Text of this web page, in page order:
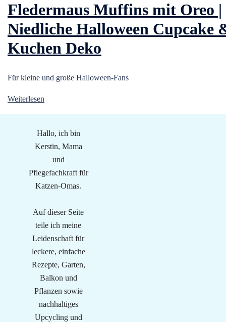
Fledermaus Muffins mit Oreo |
Niedliche Halloween Cupcake
Kuchen Deko
Für kleine und große Halloween-Fans
Weiterlesen
Hallo, ich bin
Kerstin, Mama
und
Pflegefachkraft für
Katzen-Omas.
Auf dieser Seite
teile ich meine
Leidenschaft für
leckere, einfache
Rezepte, Garten,
Balkon und
Pflanzen sowie
nachhaltiges
Upcycling und